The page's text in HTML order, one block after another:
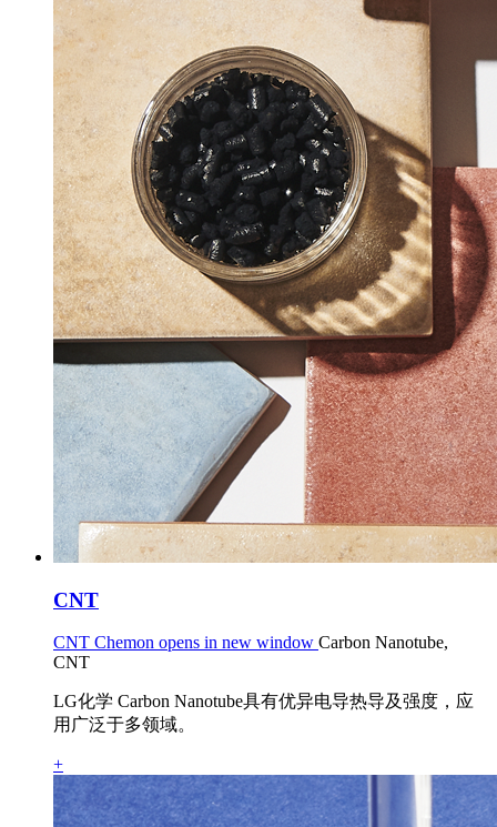
CNT
CNT Chemon opens in new window Carbon Nanotube,
CNT
LG化学 Carbon Nanotube具有优异电导热导及强度，应
用广泛于多领域。
+